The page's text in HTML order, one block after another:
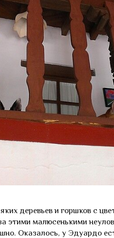
деревьев и горшков с
этими малюсенькими
Оказалось, у Эдуардо